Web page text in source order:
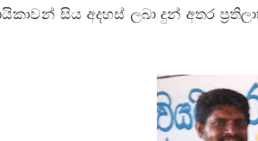
සිය අදහස් ලබා දුන් අතර